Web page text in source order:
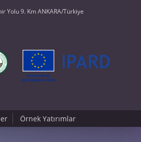
Yolu 9. Km ANKARA/Türkiye
Örnek Yatırımlar